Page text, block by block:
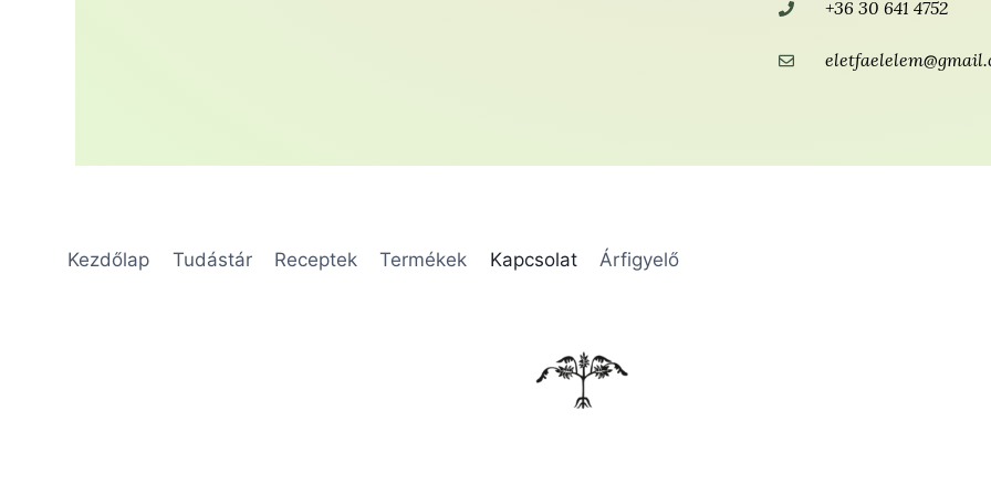
+36 30 641 4752
Kezdőlap Tudástár Receptek Termékek Kapcsolat Árfigyelő